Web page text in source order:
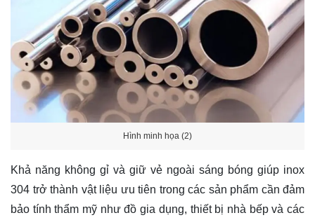
Hình minh họa (2)
Khả năng không gỉ và giữ vẻ ngoài sáng bóng giúp inox
304 trở thành vật liệu ưu tiên trong các sản phẩm cần đảm
bảo tính thẩm mỹ như đồ gia dụng, thiết bị nhà bếp và các